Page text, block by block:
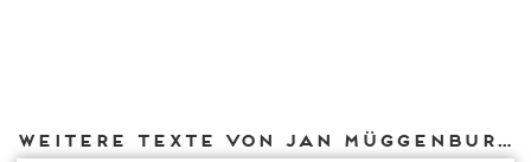
Weitere Texte von Jan Müggenburg bei DIAPHANES